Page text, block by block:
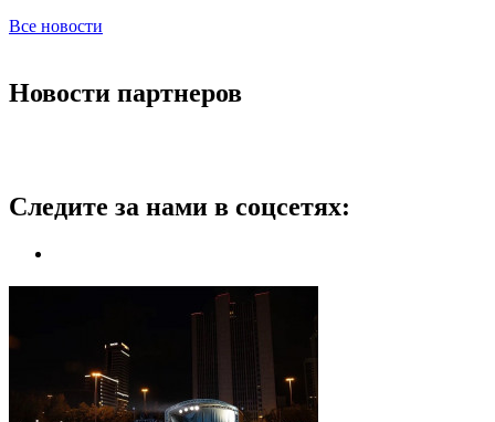
Все новости
Новости партнеров
Следите за нами в соцсетях: